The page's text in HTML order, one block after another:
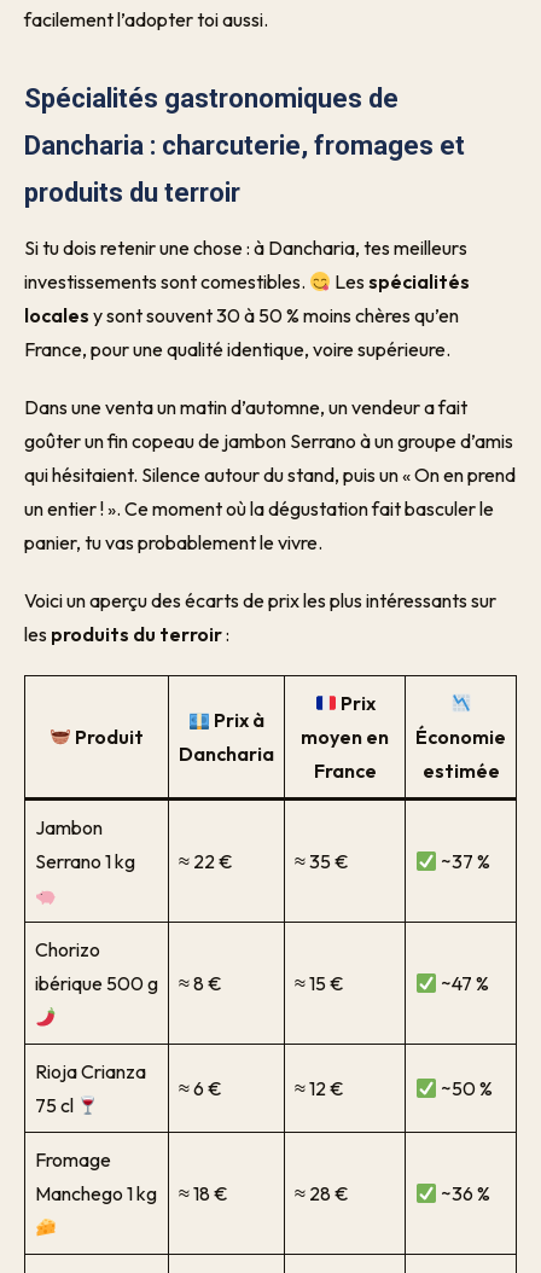
facilement l’adopter toi aussi.
Spécialités gastronomiques de
Dancharia : charcuterie, fromages et
produits du terroir
Si tu dois retenir une chose : à Dancharia, tes meilleurs
investissements sont comestibles.
Lesspécialités
locales y sont souvent 30 à 50 % moins chères qu’en
France, pour une qualité identique, voire supérieure.
Dans une venta un matin d’automne, un vendeur a fait
goûter un fin copeau de jambon Serrano à un groupe d’amis
qui hésitaient. Silence autour du stand, puis un « On en prend
un entier ! ». Ce moment où la dégustation fait basculer le
panier, tu vas probablement le vivre.
Voici un aperçu des écarts de prix les plus intéressants sur
les produits du terroir:
Produit
Prix à
Dancharia
Prix
moyen en
France
Économie
estimée
Jambon
Serrano 1 kg
≈ 22 € ≈ 35 € ~37 %
Chorizo
ibérique 500 g
≈ 8 € ≈ 15 € ~47 %
Rioja Crianza
75 cl
≈ 6 € ≈ 12 € ~50 %
Fromage
Manchego 1 kg
≈ 18 € ≈ 28 € ~36 %